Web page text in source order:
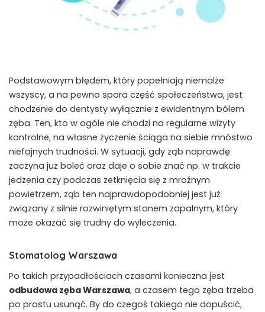
Podstawowym błędem, który popełniają niemalże
wszyscy, a na pewno spora część społeczeństwa, jest
chodzenie do dentysty wyłącznie z ewidentnym bólem
zęba. Ten, kto w ogóle nie chodzi na regularne wizyty
kontrolne, na własne życzenie ściąga na siebie mnóstwo
niefajnych trudności. W sytuacji, gdy ząb naprawdę
zaczyna już boleć oraz daje o sobie znać np. w trakcie
jedzenia czy podczas zetknięcia się z mroźnym
powietrzem, ząb ten najprawdopodobniej jest już
związany z silnie rozwiniętym stanem zapalnym, który
może okazać się trudny do wyleczenia.
Stomatolog Warszawa
Po takich przypadłościach czasami konieczna jest
odbudowa zęba Warszawa, a czasem tego zęba trzeba
po prostu usunąć. By do czegoś takiego nie dopuścić,